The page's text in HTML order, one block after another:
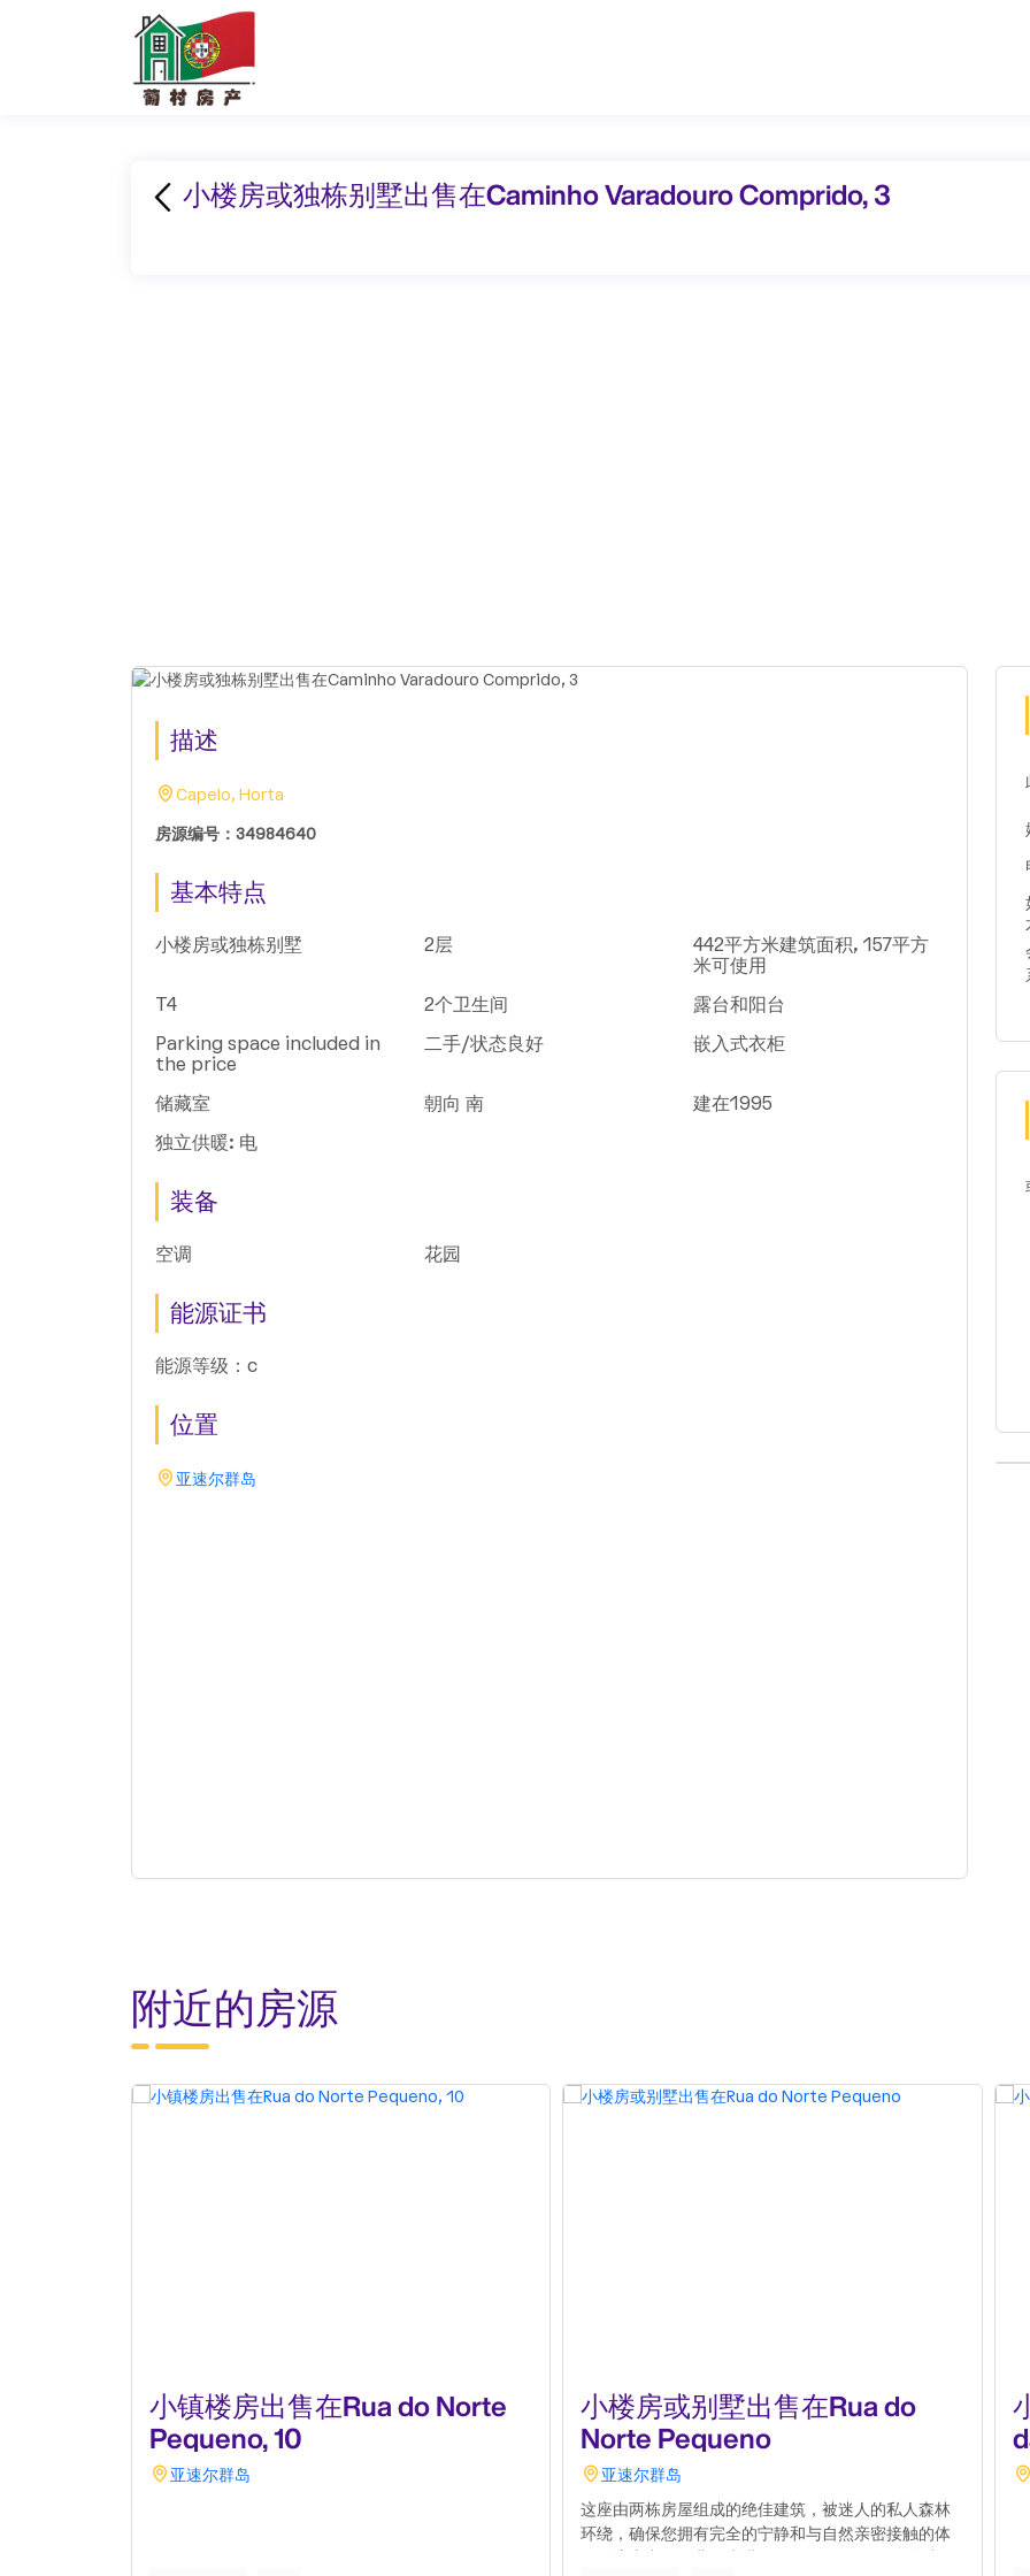
小楼房或独栋别墅出售在Caminho Varadouro Comprido, 3
描述
Capelo, Horta
房源编号：34984640
基本特点
小楼房或独栋别墅 2层
442平方米建筑面积, 157平方
米可使用
T4
2个卫生间
露台和阳台
Parking space included in
the price
二手/状态良好 嵌入式衣柜
储藏室 朝向 南
建在1995
独立供暖: 电
装备
空调 花园
能源证书
能源等级：c
位置
亚速尔群岛
附近的房源
小镇楼房出售在Rua do Norte
Pequeno, 10
亚速尔群岛
小楼房或别墅出售在Rua do
Norte Pequeno
亚速尔群岛
这座由两栋房屋组成的绝佳建筑，被迷人的私人森林
环绕，确保您拥有完全的宁静和与自然亲密接触的体